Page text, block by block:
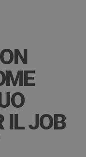
IL JOB